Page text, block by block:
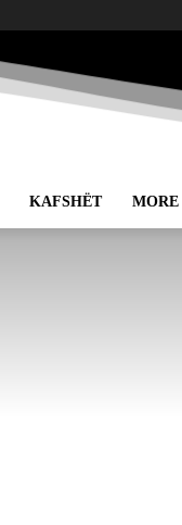
KAFSHËT MORE